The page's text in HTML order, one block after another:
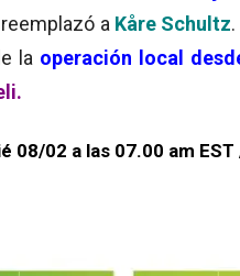
a Kåre Schultz
la operación local
.
02 a las 07.00 am